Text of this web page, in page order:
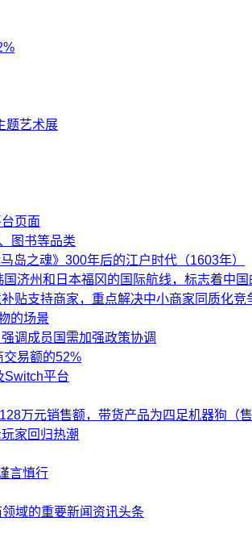
题艺术展
页面
图书等品类
岛之魂》300年后的江户时代（1603年）
济州和日本福冈的国际航线，标志着中
贴支持商家，重点解决中小商家同质化竞
的场景
调成员国需加强政策协调
交易额的52%
Switch平台
万元销售额，带货产品为四足机器狗（售
家回归热潮
言慎行
域的重要新闻资讯头条